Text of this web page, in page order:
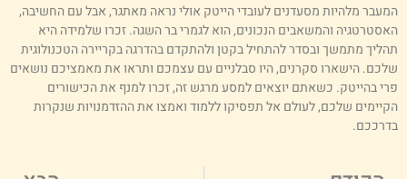
מלהיות מסעדנים לעובדי הייטק אולי נראה מאתגר, אבל עם החשיבה,
והמשאבים הנכונים, הוא לגמרי בר השגה. זכרו שלמידה היא
מתמשך ובסדר להתחיל בקטן ולהתקדם בהדרגה בקריירה הטכנולוגית
הישארו סקרנים, היו סבלניים עם עצמכם ותראו את מאמציכם נושאים
בהייטק. כשאתם יוצאים למסע מרגש זה, זכרו למנף את הכישורים
שלכם, לעולם אל תפסיקו ללמוד ואמצו את ההזדמנויות שנקרות